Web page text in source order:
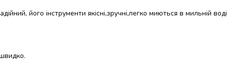
його інструменти якісні,зручні,легко миються в мильній воді